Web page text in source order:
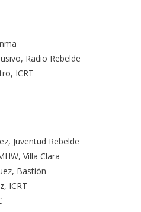
Radio Rebelde
ICRT
Juventud Rebelde
Villa Clara
Bastión
ICRT